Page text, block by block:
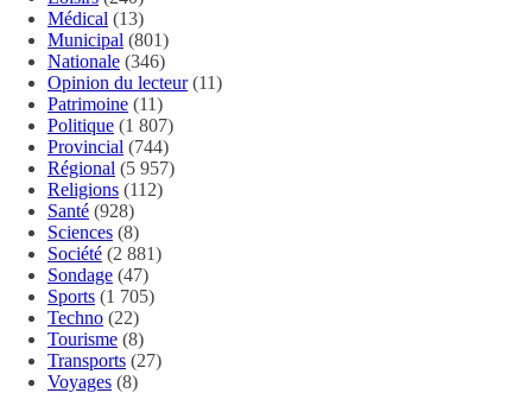
Médical (13)
Municipal (801)
Nationale (346)
Opinion du lecteur(11)
Patrimoine (11)
Politique (1 807)
Provincial (744)
Régional (5 957)
Religions (112)
Santé (928)
Sciences (8)
Société (2 881)
Sondage (47)
Sports (1 705)
Techno (22)
Tourisme (8)
Transports (27)
Voyages (8)